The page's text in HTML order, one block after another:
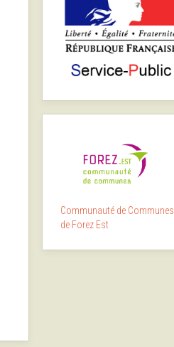
Communauté de Communes
de Forez Est